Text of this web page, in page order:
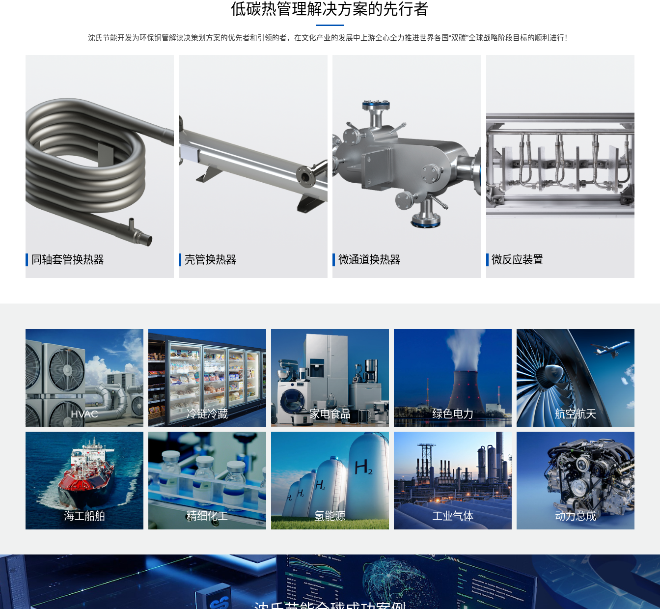
低碳热管理解决方案的先行者
沈氏节能开发为环保铜管解读决策划方案的优先者和引领的者，在文化产业的发展中上游全心全力推进世界各国“双碳”全球战略阶段目标的顺利进行！
同轴套管换热器 壳管换热器 微通道换热器 微反应装置
HVAC
出具安逸舒适的室内装修生
态环境、挺高功效和变低耗
能等各方面。了解更多
冷链冷藏
从分娩到生活消费全操作过
程的高温操控生产商链设
计。了解更多
家电食品
越发是在制冷剂装备、空气
热泵体系已经与食品类工作
有关的装备中了解更多
绿色电力
耗能、保驾护航生产设备正
规性等工作方面。
了解更多
航空航天
热抑制、平均温度稳界定
性、避免发烫 了解更多
海工船舶
村料
精细化工
了解更多
氢能源
度增加了解更多
工业气体
了解更多
动力总成
热、延长了机械设备期限
了解更多